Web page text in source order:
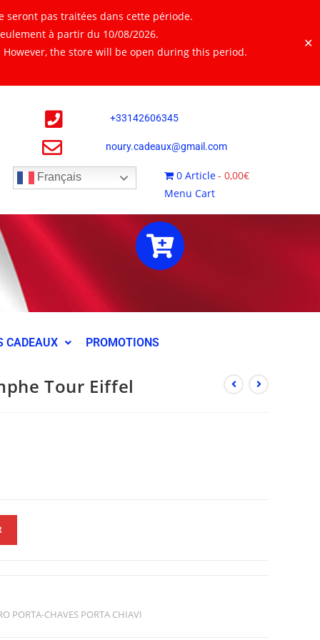
seront pas traitées dans cette période.
à partir du 10/08/2026.
the store will be open during this period.
✕
+33142606345
noury.cadeaux@gmail.com
Français 0 Article
0,00€
Menu Cart
CADEAUX PROMOTIONS
Tour Eiffel
PORTA-CHAVES PORTA CHIAVI